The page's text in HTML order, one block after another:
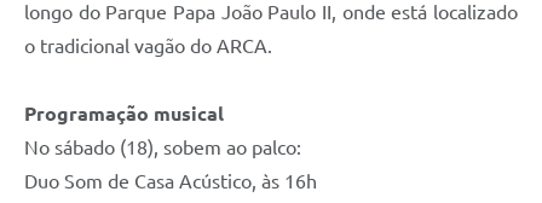
longo do Parque Papa João Paulo II, onde está localizado
o tradicional vagão do ARCA.
Programação musical
No sábado (18), sobem ao palco:
Duo Som de Casa Acústico, às 16h